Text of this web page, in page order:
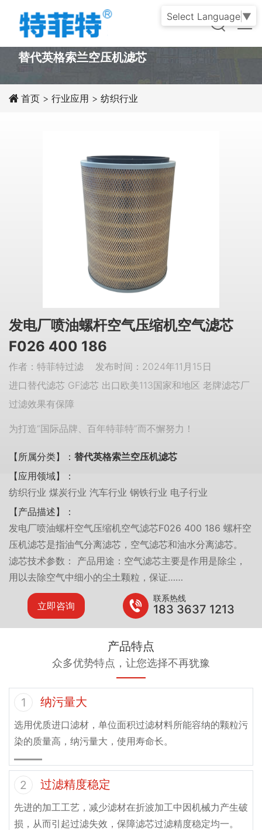
PRODUCT
替代英格索兰空压机滤芯
首页 > 行业应用 > 纺织行业
发电厂喷油螺杆空气压缩机空气滤芯
F026 400 186
作者：特菲特过滤 发布时间：2024年11月15日
进口替代滤芯 GF滤芯 出口欧美113国家和地区 老牌滤芯厂
过滤效果有保障
为打造“国际品牌、百年特菲特”而不懈努力！
【所属分类】： 替代英格索兰空压机滤芯
【应用领域】：
纺织行业 煤炭行业 汽车行业 钢铁行业 电子行业
【产品描述】：
发电厂喷油螺杆空气压缩机空气滤芯F026 400 186 螺杆空
压机滤芯是指油气分离滤芯，空气滤芯和油水分离滤芯。
滤芯技术参数： 产品用途：空气滤芯主要是作用是除尘，
用以去除空气中细小的尘土颗粒，保证……
立即咨询
联系热线
183 3637 1213
产品特点
众多优势特点，让您选择不再犹豫
1 纳污量大
选用优质进口滤材，单位面积过滤材料所能容纳的颗粒污
染的质量高，纳污量大，使用寿命长。
2 过滤精度稳定
先进的加工工艺，减少滤材在折波加工中因机械力产生破
损，从而引起过滤失效，保障滤芯过滤精度稳定均一。
Select Language ▼